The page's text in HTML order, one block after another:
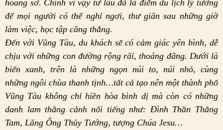
hoang sơ. Chính vì vậy từ lâu đã là điểm du lịch lý tưởng
để mọi người có thể nghỉ ngơi, thư giãn sau những giờ
làm việc, học tập căng thẳng.
Đến với Vũng Tàu, du khách sẽ có cảm giác yên bình, dễ
chịu với những con đường rộng rãi, thoáng đãng. Dưới là
biển xanh, trên là những ngọn núi to, núi nhỏ, cùng
những ngôi chùa thanh tịnh…tất cả tạo nên một thành phố
Vũng Tàu không chỉ hiền hòa bình dị mà còn có những
danh lam thắng cảnh nổi tiếng như: Đình Thần Thắng
Tam, Lăng Ông Thủy Tướng, tượng Chúa Jesu…